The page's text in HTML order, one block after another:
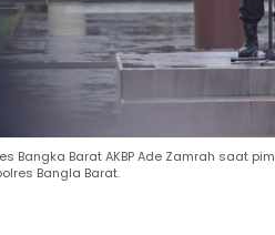
Bangka Barat AKBP Ade Zamrah saat
Bangla Barat.